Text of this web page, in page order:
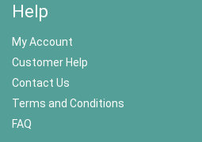
Help
My Account
Customer Help
Contact Us
Terms and Conditions
FAQ